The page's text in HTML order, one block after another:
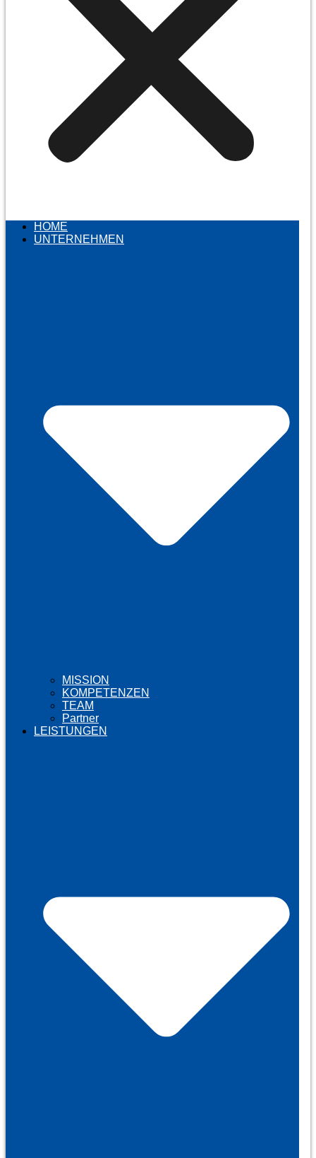
HOME
UNTERNEHMEN
MISSION
KOMPETENZEN
TEAM
Partner
LEISTUNGEN